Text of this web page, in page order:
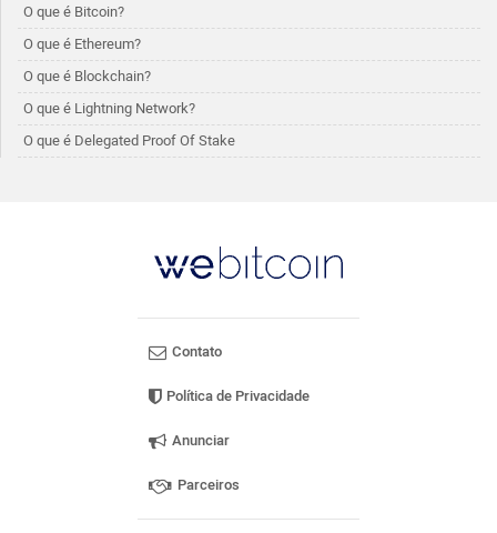
O que é Bitcoin?
O que é Ethereum?
O que é Blockchain?
O que é Lightning Network?
O que é Delegated Proof Of Stake
Contato
Política de Privacidade
Anunciar
Parceiros